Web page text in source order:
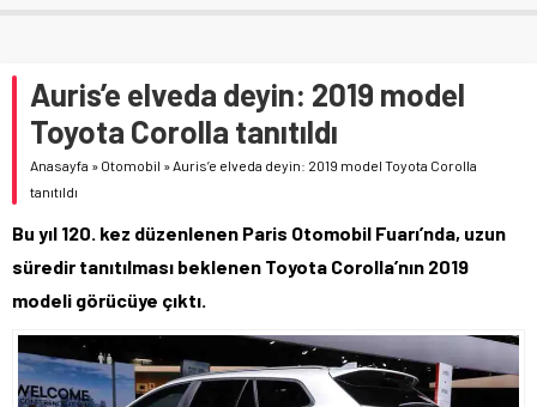
Auris’e elveda deyin: 2019 model
Toyota Corolla tanıtıldı
Anasayfa » Otomobil »Auris’e elveda deyin: 2019 model Toyota Corolla
tanıtıldı
Bu yıl 120. kez düzenlenen Paris Otomobil Fuarı’nda, uzun
süredir tanıtılması beklenen Toyota Corolla’nın 2019
modeli görücüye çıktı.